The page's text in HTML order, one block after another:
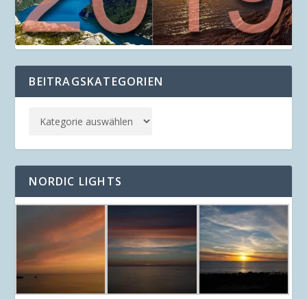
BEITRAGSKATEGORIEN
NORDIC LIGHTS